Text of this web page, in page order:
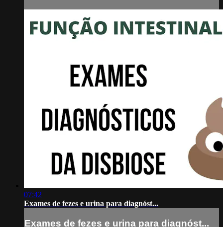
07:42
Exames de fezes e urina para diagnóst...
Exames de fezes e urina para diagnóst...